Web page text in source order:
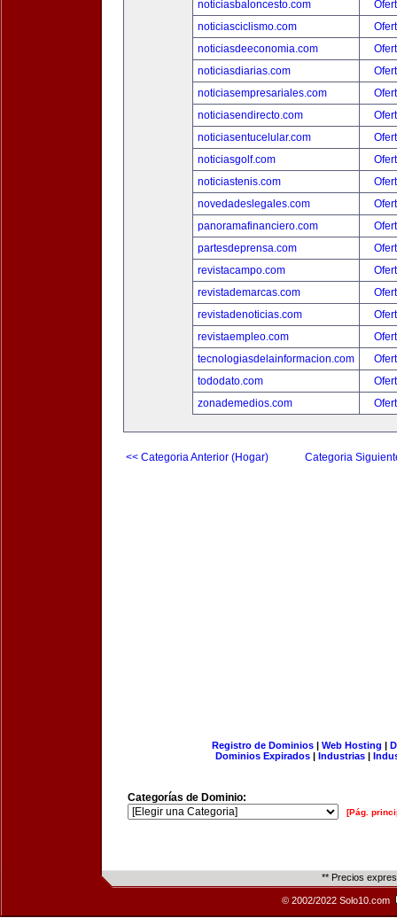
noticiasbaloncesto.com
noticiasciclismo.com
noticiasdeeconomia.com
noticiasdiarias.com
noticiasempresariales.com
noticiasendirecto.com
noticiasentucelular.com
noticiasgolf.com
noticiastenis.com
novedadeslegales.com
panoramafinanciero.com
partesdeprensa.com
revistacampo.com
revistademarcas.com
revistadenoticias.com
revistaempleo.com
tecnologiasdelainformacion.com
tododato.com
zonademedios.com
<< Categoria Anterior (Hogar) Categoria
Registro de Dominios| Web Hosting |
Dominios Expirados | Industrias |
Categorías de Dominio:
[Pág.
** Precios
© 2002/2022 Solo10.com